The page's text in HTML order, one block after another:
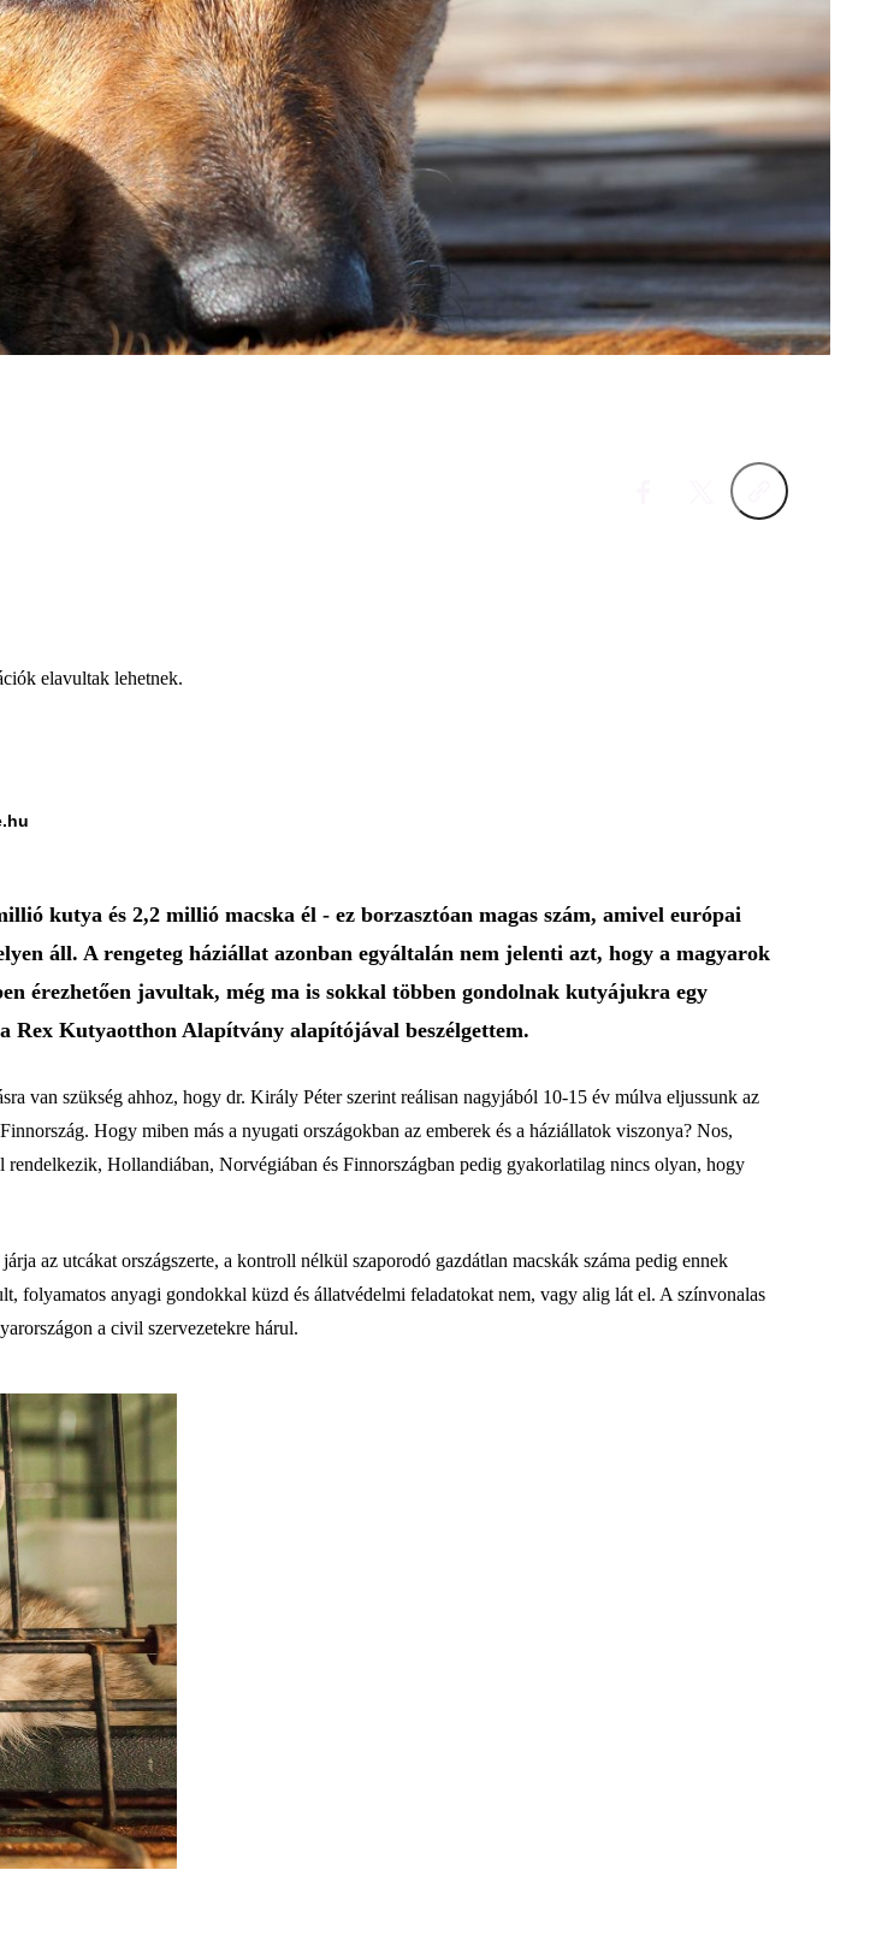
elavultak lehetnek.
kutya és 2,2 millió macska él - ez borzasztóan magas szám, amivel európai
áll. A rengeteg háziállat azonban egyáltalán nem jelenti azt, hogy a magyarok
érezhetően javultak, még ma is sokkal többen gondolnak kutyájukra egy
Kutyaotthon Alapítvány alapítójával beszélgettem.
van szükség ahhoz, hogy dr. Király Péter szerint reálisan nagyjából 10-15 év múlva eljussunk az
Hogy miben más a nyugati országokban az emberek és a háziállatok viszonya? Nos,
Hollandiában, Norvégiában és Finnországban pedig gyakorlatilag nincs olyan, hogy
az utcákat országszerte, a kontroll nélkül szaporodó gazdátlan macskák száma pedig ennek
folyamatos anyagi gondokkal küzd és állatvédelmi feladatokat nem, vagy alig lát el. A színvonalas
a civil szervezetekre hárul.